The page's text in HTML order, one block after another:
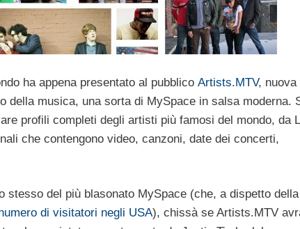
ha appena presentato al pubblico Artists.MTV, nuova
della musica, una sorta di MySpace in salsa moderna.
profili completi degli artisti più famosi del mondo, da
che contengono video, canzoni, date dei concerti,
stesso del più blasonato MySpace (che, a dispetto della
di visitatori negli USA), chissà se Artists.MTV